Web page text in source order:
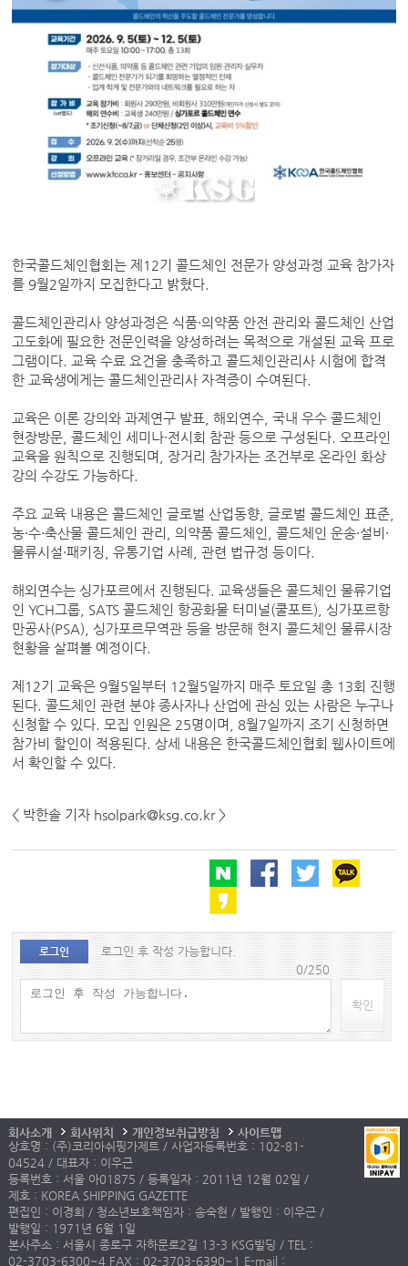
한국콜드체인협회는 제12기 콜드체인 전문가 양성과정 교육 참가자
를 9월2일까지 모집한다고 밝혔다.
콜드체인관리사 양성과정은 식품·의약품 안전 관리와 콜드체인 산업
고도화에 필요한 전문인력을 양성하려는 목적으로 개설된 교육 프로
그램이다. 교육 수료 요건을 충족하고 콜드체인관리사 시험에 합격
한 교육생에게는 콜드체인관리사 자격증이 수여된다.
교육은 이론 강의와 과제연구 발표, 해외연수, 국내 우수 콜드체인
현장방문, 콜드체인 세미나·전시회 참관 등으로 구성된다. 오프라인
교육을 원칙으로 진행되며, 장거리 참가자는 조건부로 온라인 화상
강의 수강도 가능하다.
주요 교육 내용은 콜드체인 글로벌 산업동향, 글로벌 콜드체인 표준,
농·수·축산물 콜드체인 관리, 의약품 콜드체인, 콜드체인 운송·설비·
물류시설·패키징, 유통기업 사례, 관련 법규정 등이다.
해외연수는 싱가포르에서 진행된다. 교육생들은 콜드체인 물류기업
인 YCH그룹, SATS 콜드체인 항공화물 터미널(쿨포트), 싱가포르항
만공사(PSA), 싱가포르무역관 등을 방문해 현지 콜드체인 물류시장
현황을 살펴볼 예정이다.
제12기 교육은 9월5일부터 12월5일까지 매주 토요일 총 13회 진행
된다. 콜드체인 관련 분야 종사자나 산업에 관심 있는 사람은 누구나
신청할 수 있다. 모집 인원은 25명이며, 8월7일까지 조기 신청하면
참가비 할인이 적용된다. 상세 내용은 한국콜드체인협회 웹사이트에
서 확인할 수 있다.
< 박한솔 기자 hsolpark@ksg.co.kr >
로그인
로그인 후 작성 가능합니다.
0/250
확인
회사소개 회사위치 개인정보취급방침
사이트맵
상호명 : (주)코리아쉬핑가제트 / 사업자등록번호 : 102-81-
04524 / 대표자 : 이우근
등록번호 : 서울 아01875 / 등록일자 : 2011년 12월 02일 /
제호 : KOREA SHIPPING GAZETTE
편집인 : 이경희 / 청소년보호책임자 : 송숙현 / 발행인 : 이우근 /
발행일 : 1971년 6월 1일
본사주소 : 서울시 종로구 자하문로2길 13-3 KSG빌딩 / TEL :
02-3703-6300~4 FAX : 02-3703-6390~1 E-mail :